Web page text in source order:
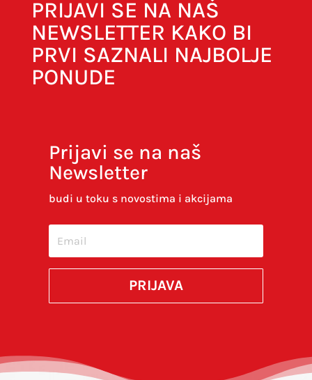
Spremi moje ime, e-poštu i web-stranicu u
budem komentirao.
PRIJAVI SE NA NAŠ
NEWSLETTER KAKO BI
PRVI SAZNALI NAJBOLJE
PONUDE
Prijavi se na naš
Newsletter
budi u toku s novostima i akcijama
PRIJAVA